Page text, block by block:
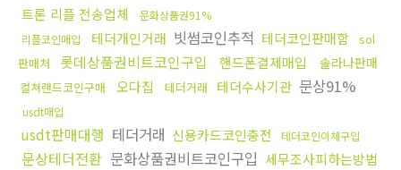
트론 리플 전송업체
문화상품권91%
리플코인매입
테더개인거래 빗썸코인추적 테더코인판매함 sol
판매처
롯데상품권비트코인구입 핸드폰결제매입 솔라나판매
컬쳐랜드코인구매 오다집 테더거래 테더수사기관 문상91%
usdt매입
usdt판매대행 테더거래 신용카드코인충전 테더코인이체구입
문상테더전환 문화상품권비트코인구입 세무조사피하는방법